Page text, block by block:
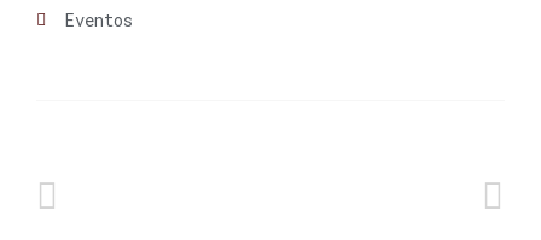
Eventos